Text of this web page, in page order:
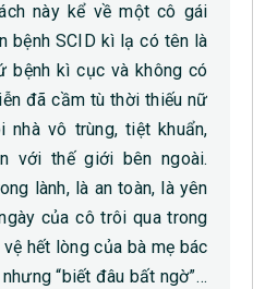
này kể về một cô gái
bệnh SCID kì lạ có tên là
bệnh kì cục và không có
đã cầm tù thời thiếu nữ
nhà vô trùng, tiệt khuẩn,
với thế giới bên ngoài.
lành, là an toàn, là yên
của cô trôi qua trong
hết lòng của bà mẹ bác
“biết đâu bất ngờ”…